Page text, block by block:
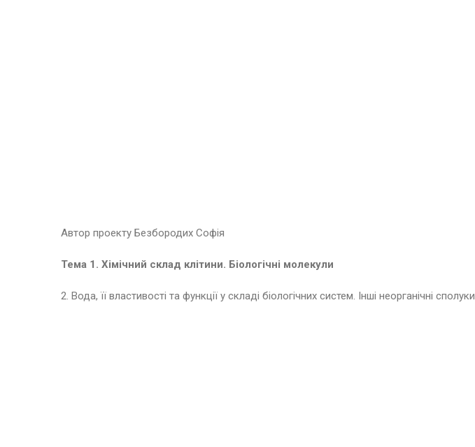
Автор проекту Безбородих Софія
Тема 1. Хімічний склад клітини. Біологічні молекули
2. Вода, її властивості та функції у складі біологічних систем. Інші неорганічні сполуки